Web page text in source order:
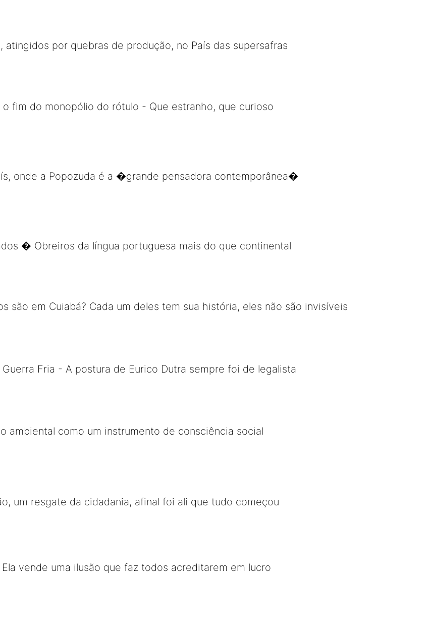
atingidos por quebras de produção, no País das supersafras
fim do monopólio do rótulo - Que estranho, que curioso
onde a Popozuda é a �grande pensadora contemporânea�
� Obreiros da língua portuguesa mais do que continental
são em Cuiabá? Cada um deles tem sua história, eles não são invisíveis
Fria - A postura de Eurico Dutra sempre foi de legalista
ambiental como um instrumento de consciência social
um resgate da cidadania, afinal foi ali que tudo começou
vende uma ilusão que faz todos acreditarem em lucro